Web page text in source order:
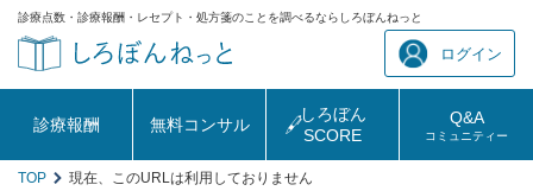
診療点数・診療報酬・レセプト・処方箋のことを調べるならしろぼんねっと
ログイン
診療報酬 無料コンサル
しろぼん
SCORE
Q&A
コミュニティー
TOP 現在、このURLは利用しておりません